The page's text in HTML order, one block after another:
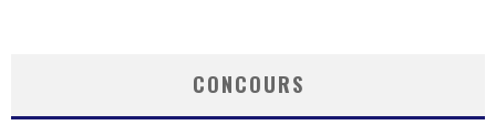
CONCOURS